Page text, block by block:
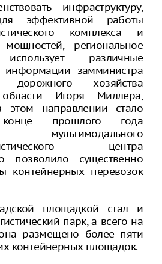
инфраструктуру,
эффективной работы
комплекса и
региональное
использует различные
информации замминистра
хозяйства
Игоря Миллера,
направлении стало
прошлого года
мультимодального
центра
позволило существенно
контейнерных перевозок
площадкой стал и
парк, а всего на
размещено более пяти
контейнерных площадок.